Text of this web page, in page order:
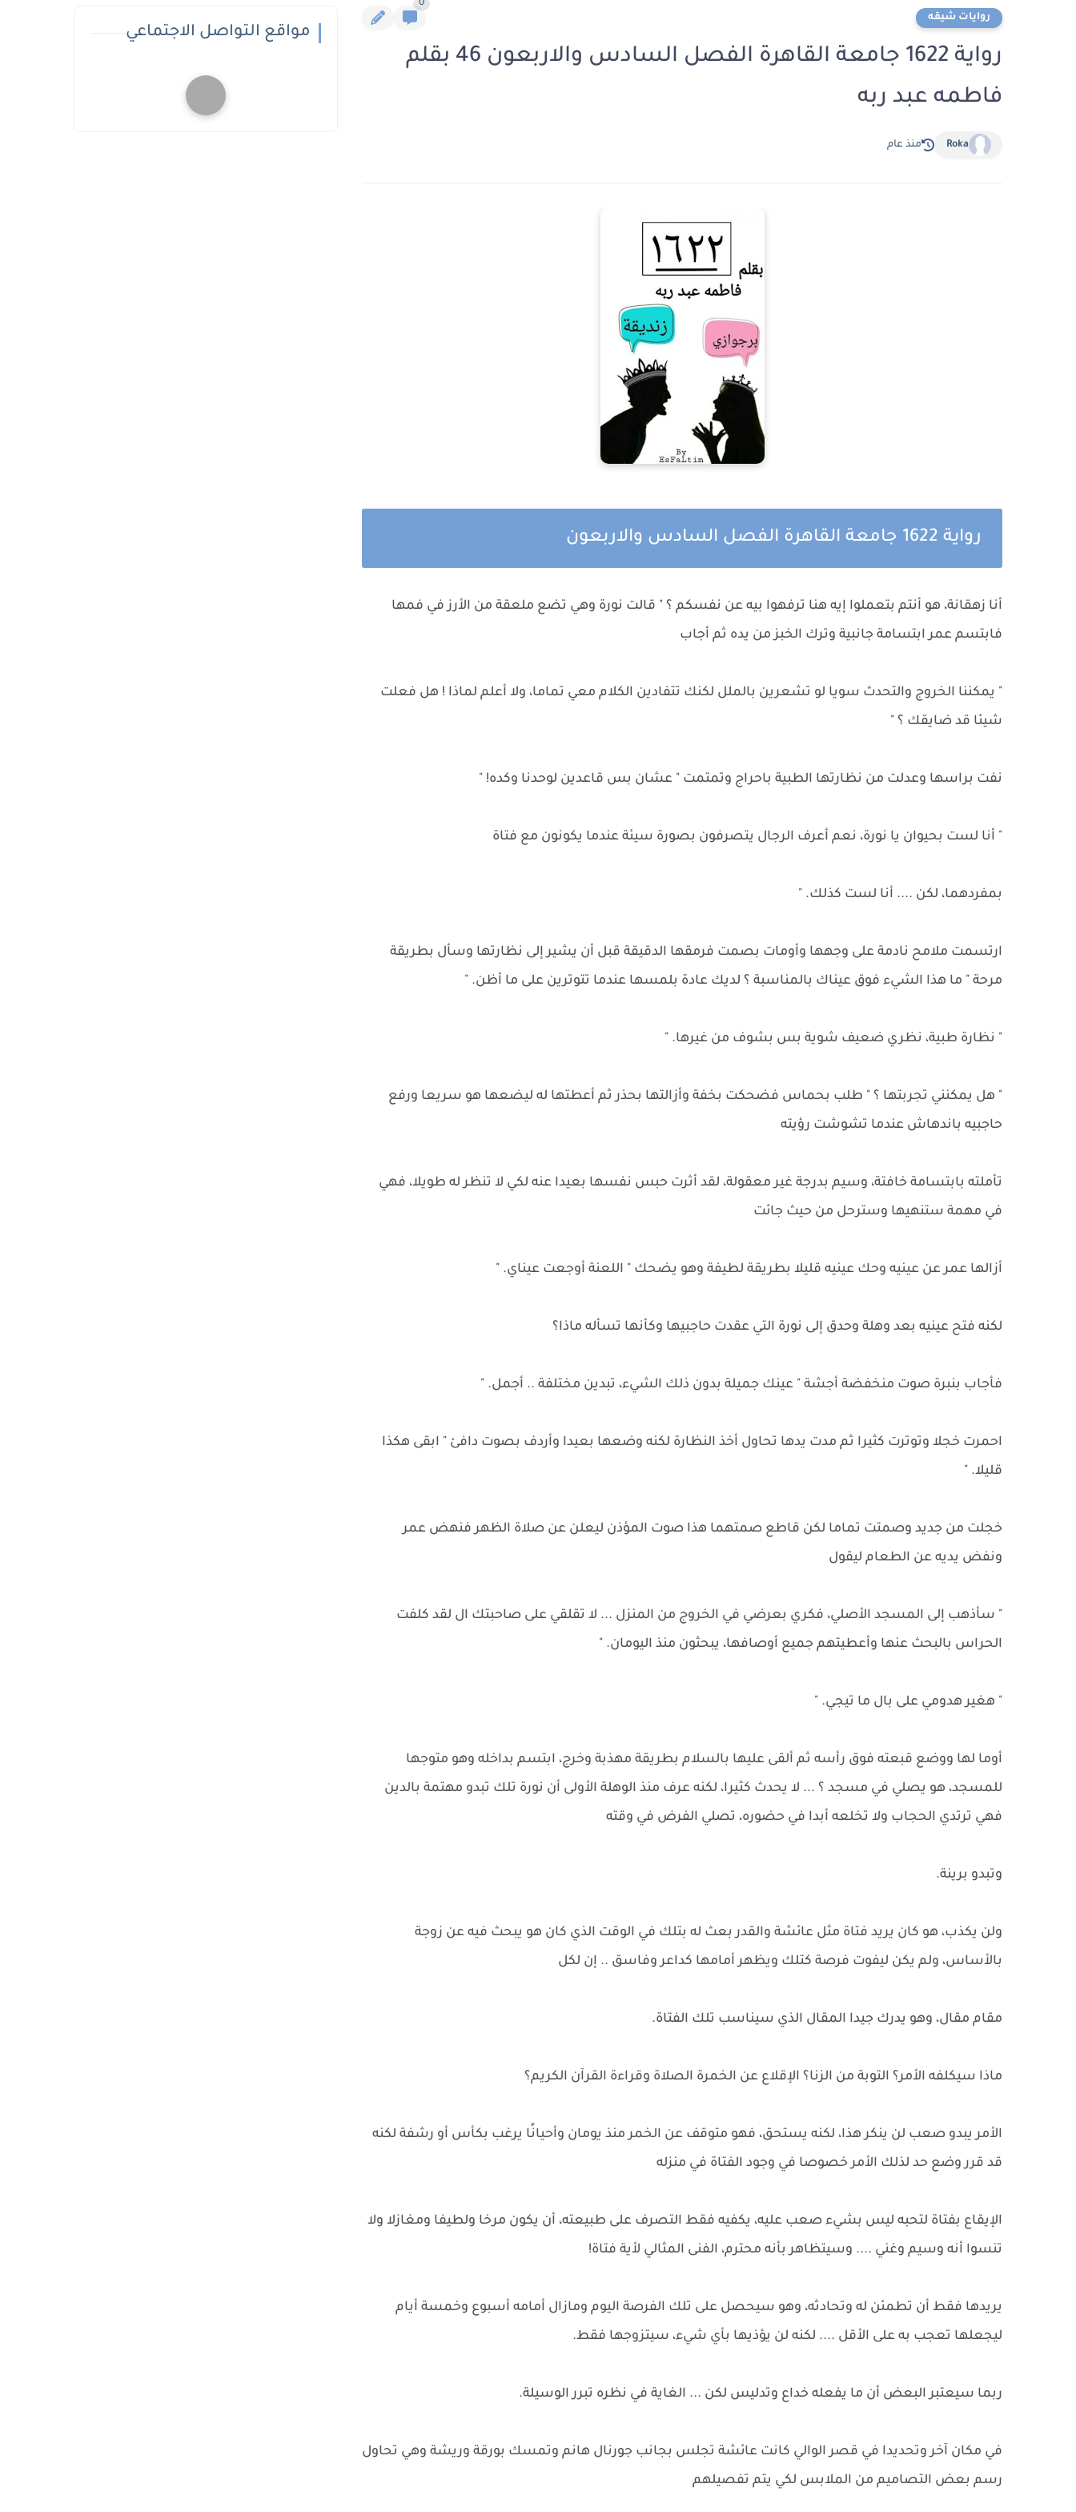
روايات شيقه
0
رواية 1622 جامعة القاهرة الفصل السادس والاربعون 46 بقلم
فاطمه عبد ربه
Roka منذ عام
رواية 1622 جامعة القاهرة الفصل السادس والاربعون
أنا زهقانة، هو أنتم بتعملوا إيه هنا ترفهوا بيه عن نفسكم ؟ " قالت نورة وهي تضع ملعقة من الأرز في فمها
فابتسم عمر ابتسامة جانبية وترك الخبز من يده ثم أجاب
" يمكننا الخروج والتحدث سويا لو تشعرين بالملل لكنك تتفادين الكلام معي تماما، ولا أعلم لماذا ! هل فعلت
شيئا قد ضايقك ؟ "
نفت براسها وعدلت من نظارتها الطبية باحراج وتمتمت " عشان بس قاعدين لوحدنا وكده! "
" أنا لست بحيوان يا نورة، نعم أعرف الرجال يتصرفون بصورة سيئة عندما يكونون مع فتاة
بمفردهما، لكن .... أنا لست كذلك. "
ارتسمت ملامح نادمة على وجهها وأومات بصمت فرمقها الدقيقة قبل أن يشير إلى نظارتها وسأل بطريقة
مرحة " ما هذا الشيء فوق عيناك بالمناسبة ؟ لديك عادة بلمسها عندما تتوترين على ما أظن. "
" نظارة طبية، نظري ضعيف شوية بس بشوف من غيرها. "
" هل يمكنني تجربتها ؟ " طلب بحماس فضحكت بخفة وأزالتها بحذر ثم أعطتها له ليضعها هو سريعا ورفع
حاجبيه باندهاش عندما تشوشت رؤيته
تأملته بابتسامة خافتة، وسيم بدرجة غير معقولة، لقد أثرت حبس نفسها بعيدا عنه لكي لا تنظر له طويلا، فهي
في مهمة ستنهيها وسترحل من حيث جائت
أزالها عمر عن عينيه وحك عينيه قليلا بطريقة لطيفة وهو يضحك " اللعنة أوجعت عيناي. "
لكنه فتح عينيه بعد وهلة وحدق إلى نورة التي عقدت حاجبيها وكأنها تسأله ماذا؟
فأجاب بنبرة صوت منخفضة أجشة " عينك جميلة بدون ذلك الشيء، تبدين مختلفة .. أجمل. "
احمرت خجلا وتوترت كثيرا ثم مدت يدها تحاول أخذ النظارة لكنه وضعها بعيدا وأردف بصوت دافئ " ابقى هكذا
قليلا. "
خجلت من جديد وصمتت تماما لكن قاطع صمتهما هذا صوت المؤذن ليعلن عن صلاة الظهر فنهض عمر
ونفض يديه عن الطعام ليقول
" سأذهب إلى المسجد الأصلي، فكري بعرضي في الخروج من المنزل ... لا تقلقي على صاحبتك ال لقد كلفت
الحراس بالبحث عنها وأعطيتهم جميع أوصافها، يبحثون منذ اليومان. "
" هغير هدومي على بال ما تيجي. "
أوما لها ووضع قبعته فوق رأسه ثم ألقى عليها بالسلام بطريقة مهذبة وخرج، ابتسم بداخله وهو متوجها
للمسجد، هو يصلي في مسجد ؟ ... لا يحدث كثيرا، لكنه عرف منذ الوهلة الأولى أن نورة تلك تبدو مهتمة بالدين
فهي ترتدي الحجاب ولا تخلعه أبدا في حضوره، تصلي الفرض في وقته
وتبدو برينة.
ولن يكذب، هو كان يريد فتاة مثل عائشة والقدر بعث له بتلك في الوقت الذي كان هو يبحث فيه عن زوجة
بالأساس، ولم يكن ليفوت فرصة كتلك ويظهر أمامها كداعر وفاسق .. إن لكل
مقام مقال، وهو يدرك جيدا المقال الذي سيناسب تلك الفتاة.
ماذا سيكلفه الأمر؟ التوبة من الزنا؟ الإقلاع عن الخمرة الصلاة وقراءة القرآن الكريم؟
الأمر يبدو صعب لن ينكر هذا، لكنه يستحق، فهو متوقف عن الخمر منذ يومان وأحيانًا يرغب بكأس أو رشفة لكنه
قد قرر وضع حد لذلك الأمر خصوصا في وجود الفتاة في منزله
الإيقاع بفتاة لتحبه ليس بشيء صعب عليه، يكفيه فقط التصرف على طبيعته، أن يكون مرخا ولطيفا ومغازلا ولا
تنسوا أنه وسيم وغني .... وسيتظاهر بأنه محترم، الفنى المثالي لأية فتاة!
يريدها فقط أن تطمئن له وتحادثه، وهو سيحصل على تلك الفرصة اليوم ومازال أمامه أسبوع وخمسة أيام
ليجعلها تعجب به على الأقل .... لكنه لن يؤذيها بأي شيء، سيتزوجها فقط.
ربما سيعتبر البعض أن ما يفعله خداع وتدليس لكن ... الغاية في نظره تبرر الوسيلة.
في مكان آخر وتحديدا في قصر الوالي كانت عائشة تجلس بجانب جورنال هانم وتمسك بورقة وريشة وهي تحاول
رسم بعض التصاميم من الملابس لكي يتم تفصيلهم
مواقع التواصل الاجتماعي